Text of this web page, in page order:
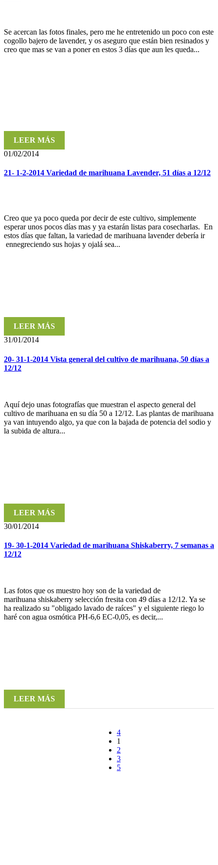
Se acercan las fotos finales, pero me he entretenido un poco con este
cogollo bajero de lavender, y os aseguro que están bien resinados y
creo que mas se van a poner en estos 3 días que aun les queda...
LEER MÁS
01/02/2014
21- 1-2-2014 Variedad de marihuana Lavender, 51 días a 12/12
Creo que ya poco queda por decir de este cultivo, simplemente
esperar unos pocos días mas y ya estarán listas para cosecharlas. En
estos días que faltan, la variedad de marihuana lavender debería ir
ennegreciendo sus hojas y ojalá sea...
LEER MÁS
31/01/2014
20- 31-1-2014 Vista general del cultivo de marihuana, 50 días a
12/12
Aquí dejo unas fotografías que muestran el aspecto general del
cultivo de marihuana en su día 50 a 12/12. Las plantas de marihuana
ya van intuyendo algo, ya que con la bajada de potencia del sodio y
la subida de altura...
LEER MÁS
30/01/2014
19- 30-1-2014 Variedad de marihuana Shiskaberry, 7 semanas a
12/12
Las fotos que os muestro hoy son de la variedad de
marihuana shiskaberry selección fresita con 49 días a 12/12. Ya se
ha realizado su "obligado lavado de raíces" y el siguiente riego lo
haré con agua osmótica PH-6,6 EC-0,05, es decir,...
LEER MÁS
1
2
3